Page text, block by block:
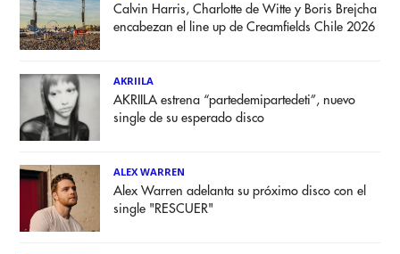
Calvin Harris, Charlotte de Witte y Boris Brejcha
encabezan el line up de Creamfields Chile 2026
AKRIILA
AKRIILA estrena “partedemipartedeti”, nuevo
single de su esperado disco
ALEX WARREN
Alex Warren adelanta su próximo disco con el
single "RESCUER"